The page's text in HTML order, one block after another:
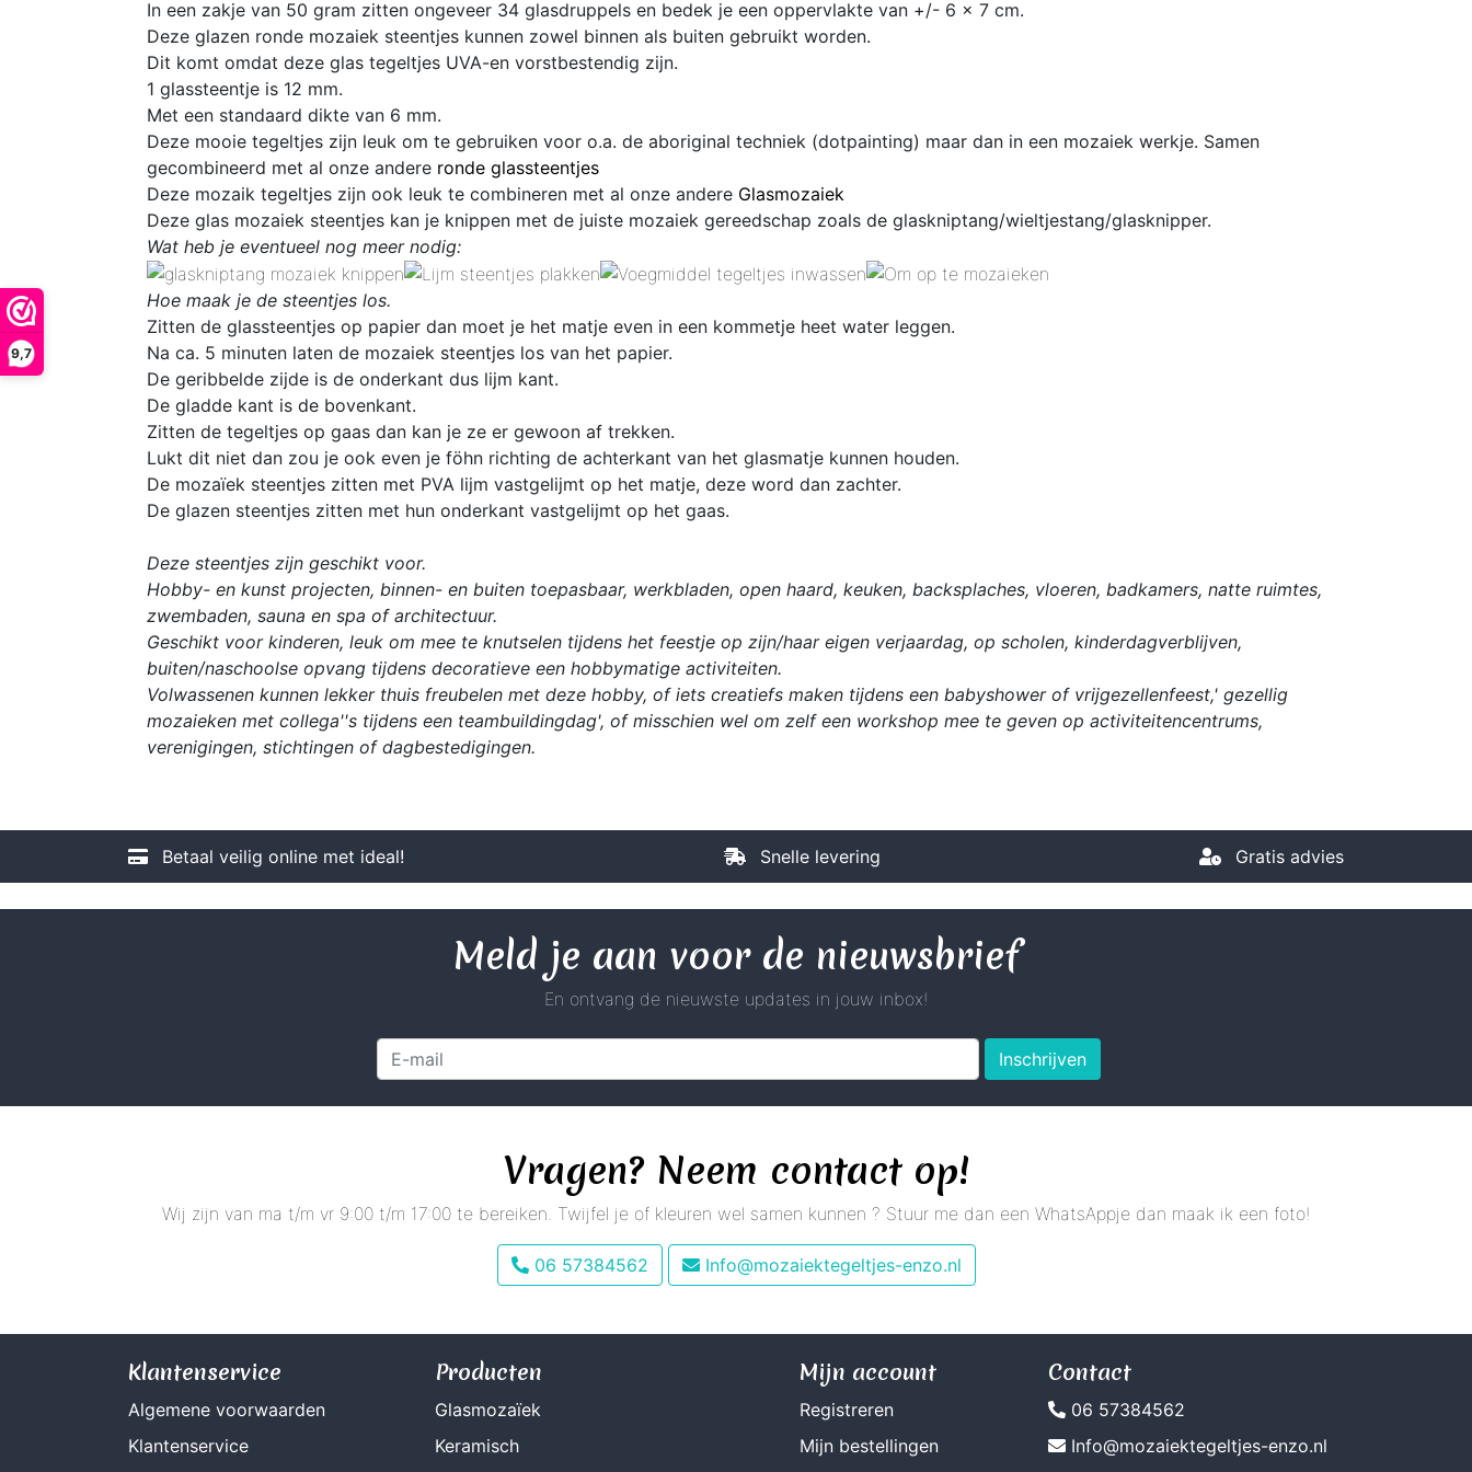
9,7
In een zakje van 50 gram zitten ongeveer 34 glasdruppels en bedek je een oppervlakte van +/- 6 x 7 cm.
Deze glazen ronde mozaiek steentjes kunnen zowel binnen als buiten gebruikt worden.
Dit komt omdat deze glas tegeltjes UVA-en vorstbestendig zijn.
1 glassteentje is 12 mm.
Met een standaard dikte van 6 mm.
Deze mooie tegeltjes zijn leuk om te gebruiken voor o.a. de aboriginal techniek (dotpainting) maar dan in een mozaiek werkje. Samen
gecombineerd met al onze andere ronde glassteentjes
Deze mozaik tegeltjes zijn ook leuk te combineren met al onze andere Glasmozaiek
Deze glas mozaiek steentjes kan je knippen met de juiste mozaiek gereedschap zoals de glaskniptang/wieltjestang/glasknipper.
Wat heb je eventueel nog meer nodig:
Hoe maak je de steentjes los.
Zitten de glassteentjes op papier dan moet je het matje even in een kommetje heet water leggen.
Na ca. 5 minuten laten de mozaiek steentjes los van het papier.
De geribbelde zijde is de onderkant dus lijm kant.
De gladde kant is de bovenkant.
Zitten de tegeltjes op gaas dan kan je ze er gewoon af trekken.
Lukt dit niet dan zou je ook even je föhn richting de achterkant van het glasmatje kunnen houden.
De mozaïek steentjes zitten met PVA lijm vastgelijmt op het matje, deze word dan zachter.
De glazen steentjes zitten met hun onderkant vastgelijmt op het gaas.
Deze steentjes zijn geschikt voor.
Hobby- en kunst projecten, binnen- en buiten toepasbaar, werkbladen, open haard, keuken, backsplaches, vloeren, badkamers, natte ruimtes,
zwembaden, sauna en spa of architectuur.
Geschikt voor kinderen, leuk om mee te knutselen tijdens het feestje op zijn/haar eigen verjaardag, op scholen, kinderdagverblijven,
buiten/naschoolse opvang tijdens decoratieve een hobbymatige activiteiten.
Volwassenen kunnen lekker thuis freubelen met deze hobby, of iets creatiefs maken tijdens een babyshower of vrijgezellenfeest,' gezellig
mozaieken met collega''s tijdens een teambuildingdag', of misschien wel om zelf een workshop mee te geven op activiteitencentrums,
verenigingen, stichtingen of dagbestedigingen.
Betaal veilig online met ideal! Snelle levering Gratis advies
Meld je aan voor de nieuwsbrief
En ontvang de nieuwste updates in jouw inbox!
Inschrijven
Vragen? Neem contact op!
Wij zijn van ma t/m vr 9:00 t/m 17:00 te bereiken. Twijfel je of kleuren wel samen kunnen ? Stuur me dan een WhatsAppje dan maak ik een foto!
06 57384562 Info@mozaiektegeltjes-enzo.nl
Klantenservice
Algemene voorwaarden
Klantenservice
Producten
Glasmozaïek
Keramisch
Mijn account
Registreren
Mijn bestellingen
Contact
06 57384562
Info@mozaiektegeltjes-enzo.nl